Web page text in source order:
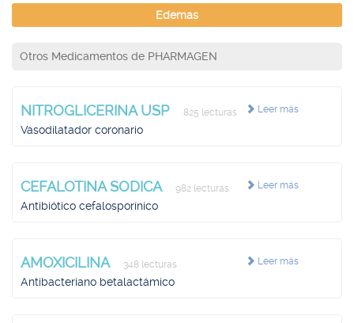
Edemas
Otros Medicamentos de PHARMAGEN
Leer más
NITROGLICERINA USP 825 lecturas
Vasodilatador coronario
Leer más
CEFALOTINA SODICA 982 lecturas
Antibiótico cefalosporínico
Leer más
AMOXICILINA 348 lecturas
Antibacteriano betalactámico